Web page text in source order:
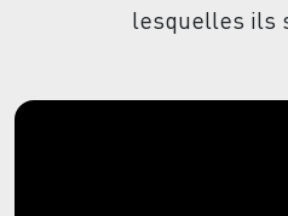
lesquelles ils